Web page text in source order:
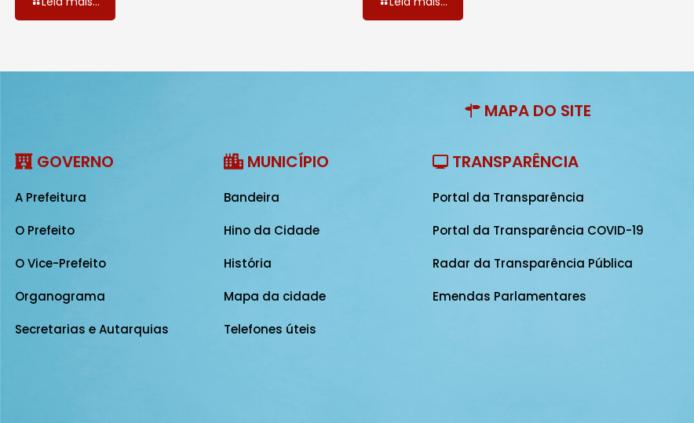
MAPA DO SITE
GOVERNO
A Prefeitura
O Prefeito
O Vice-Prefeito
Organograma
Secretarias e Autarquias
MUNICÍPIO
Bandeira
Hino da Cidade
História
Mapa da cidade
Telefones úteis
TRANSPARÊNCIA
Portal da Transparência
Portal da Transparência COVID-19
Radar da Transparência Pública
Emendas Parlamentares